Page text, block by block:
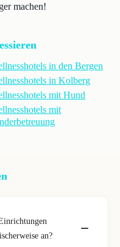
machen!
in den Bergen
in Kolberg
mit Hund
mit
an?